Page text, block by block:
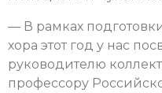
— В рамках
хора этот год у нас
руководителю
профессору